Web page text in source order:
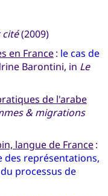
cité(2009)
en France: le cas de
Barontini, in Le
de l'arabe
& migrations
langue de France:
des représentations,
processus de